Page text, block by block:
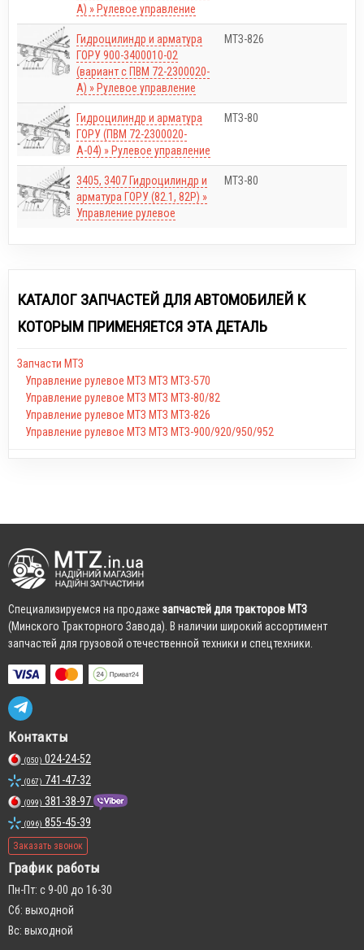
А) » Рулевое управление
Гидроцилиндр и арматура
ГОРУ 900-3400010-02
(вариант с ПВМ 72-2300020-
А) » Рулевое управление
МТЗ-826
Гидроцилиндр и арматура
ГОРУ (ПВМ 72-2300020-
А-04) » Рулевое управление
МТЗ-80
3405, 3407 Гидроцилиндр и
арматура ГОРУ (82.1, 82Р) »
Управление рулевое
МТЗ-80
КАТАЛОГ ЗАПЧАСТЕЙ ДЛЯ АВТОМОБИЛЕЙ К
КОТОРЫМ ПРИМЕНЯЕТСЯ ЭТА ДЕТАЛЬ
Запчасти МТЗ
Управление рулевое МТЗ МТЗ МТЗ-570
Управление рулевое МТЗ МТЗ МТЗ-80/82
Управление рулевое МТЗ МТЗ МТЗ-826
Управление рулевое МТЗ МТЗ МТЗ-900/920/950/952
Cпециализируемся на продаже запчастей для тракторов МТЗ
(Минского Тракторного Завода). В наличии широкий ассортимент
запчастей для грузовой отечественной техники и спецтехники.
Контакты
(050) 024-24-52
(067) 741-47-32
(099) 381-38-97
(096) 855-45-39
Заказать звонок
График работы
Пн-Пт: с 9-00 до 16-30
Сб: выходной
Вс: выходной